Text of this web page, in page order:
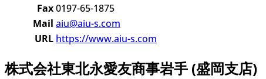
Fax0197-65-1875
Mail aiu@aiu-s.com
URL https://www.aiu-s.com
株式会社東北永愛友商事岩手 (盛岡支店)